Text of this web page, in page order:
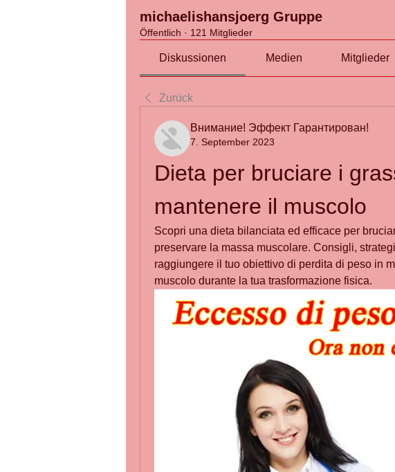
michaelishansjoerg Gruppe
Öffentlich · 121 Mitglieder
Diskussionen Medien Mitglieder
Zurück
Внимание! Эффект Гарантирован!
7. September 2023
Dieta per bruciare i
mantenere il muscolo
Scopri una dieta bilanciata ed efficace per
preservare la massa muscolare. Consigli,
raggiungere il tuo obiettivo di perdita di peso in
muscolo durante la tua trasformazione fisica.